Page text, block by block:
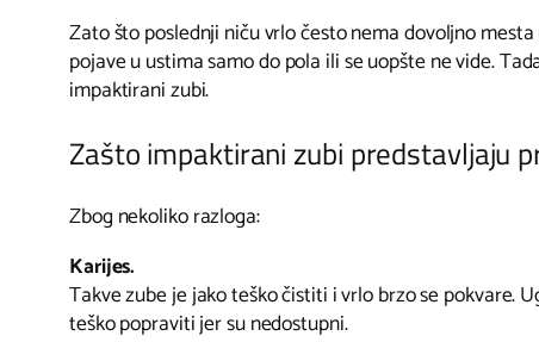
Zato što poslednji niču vrlo često nema dovoljno
pojave u ustima samo do pola ili se uopšte ne vide.
impaktirani zubi.
Zašto impaktirani zubi predstavljaju
Zbog nekoliko razloga:
Karijes.
Takve zube je jako teško čistiti i vrlo brzo se pokvare.
teško popraviti jer su nedostupni.